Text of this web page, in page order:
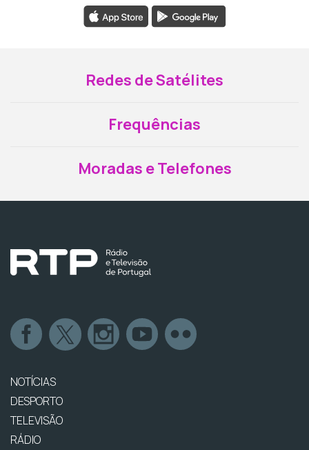
Redes de Satélites
Frequências
Moradas e Telefones
NOTÍCIAS
DESPORTO
TELEVISÃO
RÁDIO